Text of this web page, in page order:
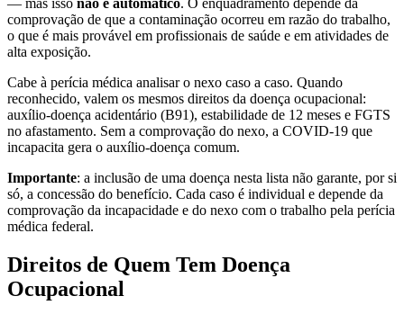
— mas isso não é automático. O enquadramento depende da
comprovação de que a contaminação ocorreu em razão do trabalho,
o que é mais provável em profissionais de saúde e em atividades de
alta exposição.
Cabe à perícia médica analisar o nexo caso a caso. Quando
reconhecido, valem os mesmos direitos da doença ocupacional:
auxílio-doença acidentário (B91), estabilidade de 12 meses e FGTS
no afastamento. Sem a comprovação do nexo, a COVID-19 que
incapacita gera o auxílio-doença comum.
Importante: a inclusão de uma doença nesta lista não garante, por si
só, a concessão do benefício. Cada caso é individual e depende da
comprovação da incapacidade e do nexo com o trabalho pela perícia
médica federal.
Direitos de Quem Tem Doença
Ocupacional